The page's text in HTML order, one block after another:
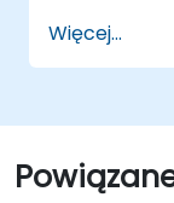
za
Więcej...